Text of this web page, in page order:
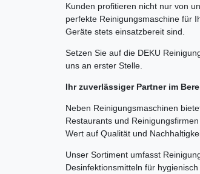
Kunden profitieren nicht nur von
perfekte Reinigungsmaschine für
Geräte stets einsatzbereit sind.
Setzen Sie auf die DEKU
uns an erster Stelle.
Ihr zuverlässiger Partner im
Neben Reinigungsmaschinen
Restaurants und
Wert auf Qualität und
Unser Sortiment umfasst
Desinfektionsmitteln für